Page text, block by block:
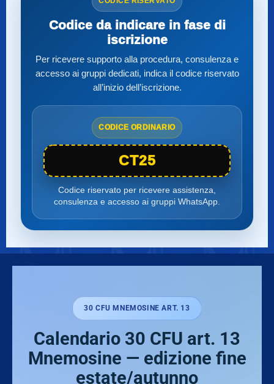
Codice da indicare in fase di
iscrizione
Per ricevere supporto alla procedura, consulenza e
accesso ai gruppi dedicati, indica il codice riservato
all’inizio dell’iscrizione.
CODICE ORDINARIO
CT25
Codice riservato per ricevere assistenza,
consulenza e accesso ai gruppi WhatsApp.
30 CFU MNEMOSINE ART. 13
Calendario 30 CFU art. 13
Mnemosine — edizione fine
estate/autunno